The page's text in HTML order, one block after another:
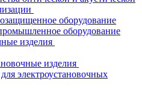
оборудование
оборудование
изделия
изделия
электроустановочных